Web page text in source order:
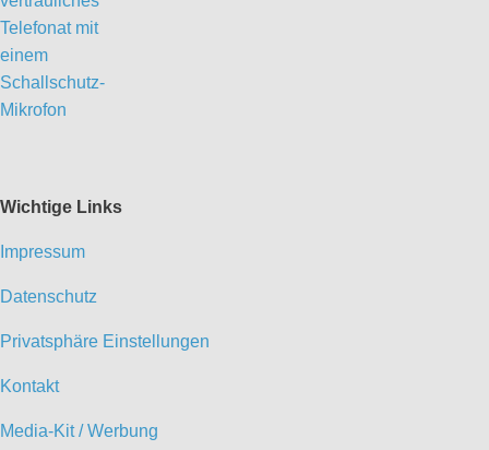
Wichtige Links
Impressum
Datenschutz
Privatsphäre Einstellungen
Kontakt
Media-Kit / Werbung